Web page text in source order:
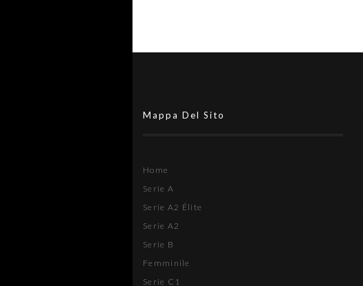
Mappa Del Sito
Home
Serie A
Serie A2 Élite
Serie A2
Serie B
Femminile
Serie C1